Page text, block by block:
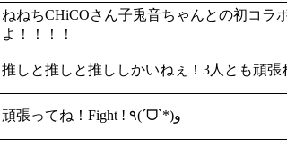
ねねちCHiCOさん子兎音ちゃんとの初コラ
よ！！！！
推しと推しと推ししかいねぇ！3人とも頑張
頑張ってね！Fight ! ٩(ˊᗜˋ*)و